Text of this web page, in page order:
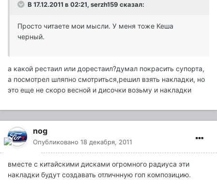
В 17.12.2011 в 02:21, serzh159 сказал:
Просто читаете мои мысли. У меня тоже Кеша
черный.
а какой рестаил или дорестаил?думал покрасить супорта,
а посмотрел шляпно смотриться,решил взять накладки, но
это еще не скоро весной и дисочки возьму и накладки
nog
Опубликовано 18 декабря, 2011
вместе с китайскими дисками огромного радиуса эти
накладки будут создавать отличнную гоп композицию.